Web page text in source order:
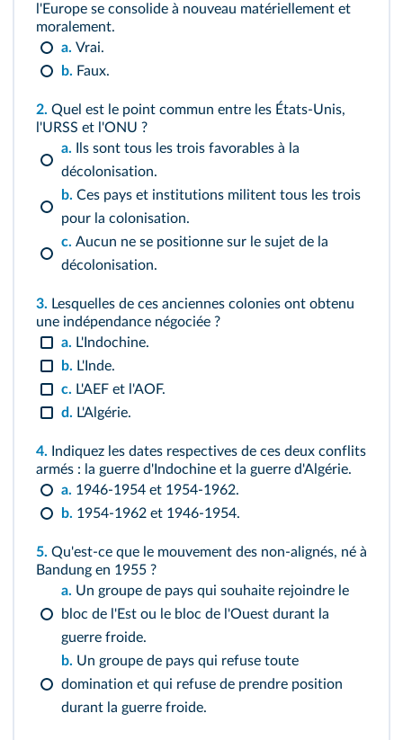
l'Europe se consolide à nouveau matériellement et
moralement.
a. Vrai.
b. Faux.
2. Quel est le point commun entre les États‑Unis,
l'URSS et l'ONU ?
a.
Ils sont tous les trois favorables à la
décolonisation.
b. Ces pays et institutions militent tous les trois
pour la colonisation.
c. Aucun ne se positionne sur le sujet de la
décolonisation.
3. Lesquelles de ces anciennes colonies ont obtenu
une indépendance négociée ?
a. L'Indochine.
b. L'Inde.
c. L'AEF et l'AOF.
d. L'Algérie.
4.
Indiquez les dates respectives de ces deux conflits
armés : la guerre d'Indochine et la guerre d'Algérie.
a. 1946‑1954 et 1954‑1962.
b. 1954‑1962 et 1946‑1954.
5. Qu'est‑ce que le mouvement des non‑alignés, né à
Bandung en 1955 ?
a. Un groupe de pays qui souhaite rejoindre le
bloc de l'Est ou le bloc de l'Ouest durant la
guerre froide.
b. Un groupe de pays qui refuse toute
domination et qui refuse de prendre position
durant la guerre froide.